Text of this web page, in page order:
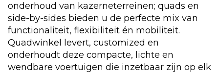
onderhoud van kazerneterreinen; quads en
side-by-sides bieden u de perfecte mix van
functionaliteit, flexibiliteit én mobiliteit.
Quadwinkel levert, customized en
onderhoudt deze compacte, lichte en
wendbare voertuigen die inzetbaar zijn op elk